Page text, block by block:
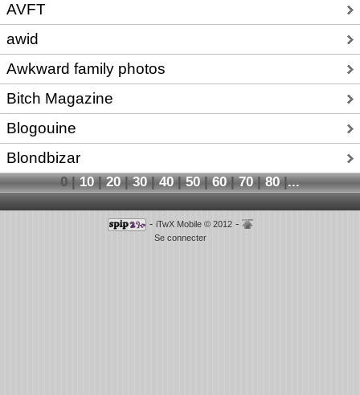
AVFT
awid
Awkward family photos
Bitch Magazine
Blogouine
Blondbizar
0|10|20|30|40|50|60|70|80|...
- iTwX Mobile © 2012-
Se connecter